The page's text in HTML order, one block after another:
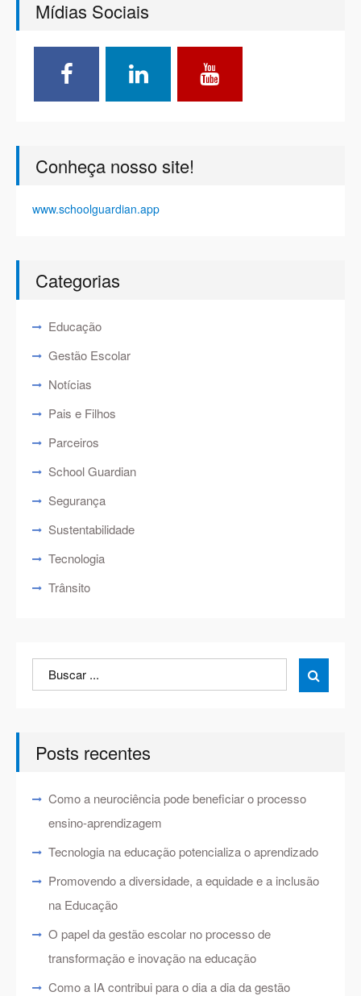
Mídias Sociais
Conheça nosso site!
www.schoolguardian.app
Categorias
Educação
Gestão Escolar
Notícias
Pais e Filhos
Parceiros
School Guardian
Segurança
Sustentabilidade
Tecnologia
Trânsito
Search
for:

Posts recentes
Como a neurociência pode beneficiar o processo
ensino-aprendizagem
Tecnologia na educação potencializa o aprendizado
Promovendo a diversidade, a equidade e a inclusão
na Educação
O papel da gestão escolar no processo de
transformação e inovação na educação
Como a IA contribui para o dia a dia da gestão